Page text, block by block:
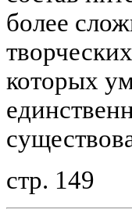
более
которых
стр. 149